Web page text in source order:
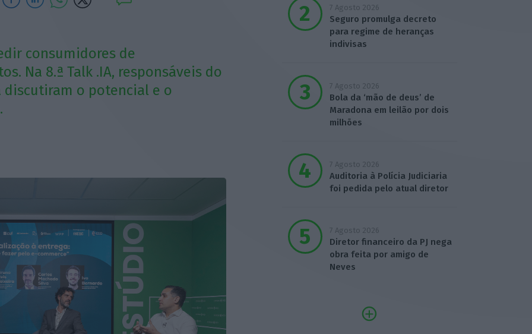
consumidores de
Na 8.ª Talk .IA, responsáveis do
discutiram o potencial e o
7 Agosto 2026
Seguro promulga decreto
para regime de heranças
indivisas
7 Agosto 2026
Bola da ‘mão de deus’ de
Maradona em leilão por dois
milhões
7 Agosto 2026
Auditoria à Polícia Judiciaria
foi pedida pelo atual diretor
7 Agosto 2026
Diretor financeiro da PJ nega
obra feita por amigo de
Neves